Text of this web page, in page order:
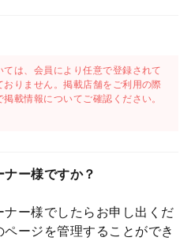
は、会員により任意で登録されて
おりません。掲載店舗をご利用の際
載情報についてご確認ください。
ー様ですか？
ナー様でしたらお申し出くだ
ージを管理することができ